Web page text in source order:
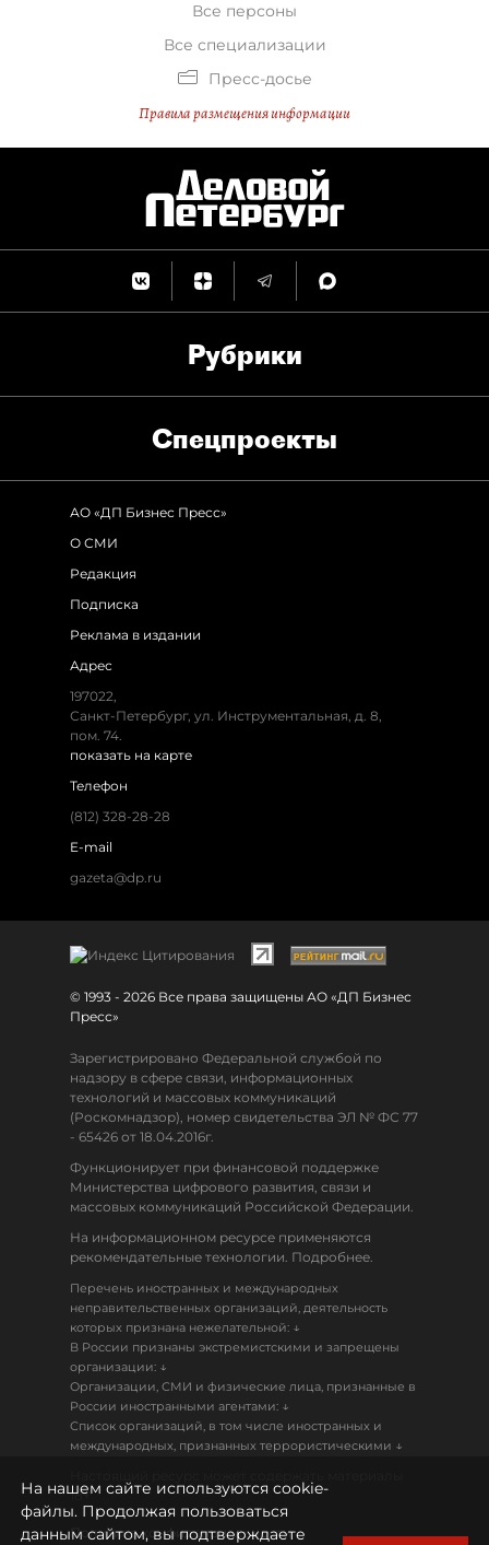
Все персоны
Все специализации
Пресс-досье
Правила размещения информации
Рубрики
Спец­проекты
АО «ДП Бизнес Пресс»
О СМИ
Редакция
Подписка
Реклама в издании
Адрес
197022,
Санкт-Петербург, ул. Инструментальная, д. 8,
пом. 74.
показать на карте
Телефон
(812) 328-28-28
E-mail
gazeta@dp.ru
© 1993 - 2026 Все права защищены АО «ДП Бизнес
Пресс»
Зарегистрировано Федеральной службой по
надзору в сфере связи, информационных
технологий и массовых коммуникаций
(Роскомнадзор), номер свидетельства ЭЛ № ФС 77
- 65426 от 18.04.2016г.
Функционирует при финансовой поддержке
Министерства цифрового развития, связи и
массовых коммуникаций Российской Федерации.
На информационном ресурсе применяются
рекомендательные технологии. Подробнее.
Перечень иностранных и международных
неправительственных организаций, деятельность
которых признана нежелательной: ↓
В России признаны экстремистскими и запрещены
организации: ↓
Организации, СМИ и физические лица, признанные в
России иностранными агентами: ↓
Список организаций, в том числе иностранных и
международных, признанных террористическими ↓
18+
Политика конфиденциальности
На нашем сайте используются cookie-
файлы. Продолжая пользоваться
данным сайтом, вы подтверждаете